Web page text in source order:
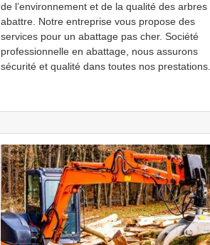
de l’environnement et de la qualité des arbres
abattre. Notre entreprise vous propose des
services pour un abattage pas cher. Société
professionnelle en abattage, nous assurons
sécurité et qualité dans toutes nos prestations.